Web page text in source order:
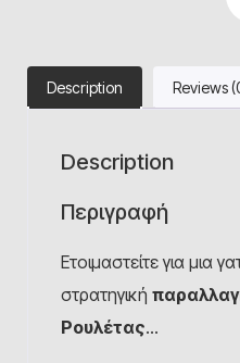
Description Reviews
Description
Περιγραφή
Ετοιμαστείτε για μια
στρατηγική
Ρουλέτας…